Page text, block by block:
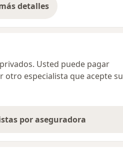
detalles
sobre la dirección
Usted puede pagar
otro especialista que acepte su
por aseguradora